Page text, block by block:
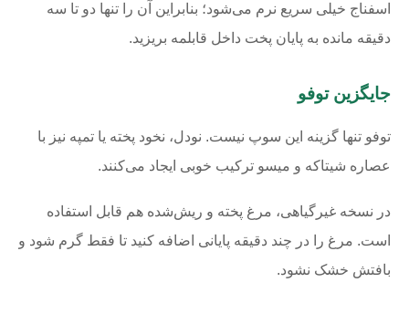
اسفناج خیلی سریع نرم می‌شود؛ بنابراین آن را تنها دو تا سه
دقیقه مانده به پایان پخت داخل قابلمه بریزید.
جایگزین توفو
توفو تنها گزینه این سوپ نیست. نودل، نخود پخته یا تمپه نیز با
عصاره شیتاکه و میسو ترکیب خوبی ایجاد می‌کنند.
در نسخه غیرگیاهی، مرغ پخته و ریش‌شده هم قابل استفاده
است. مرغ را در چند دقیقه پایانی اضافه کنید تا فقط گرم شود و
بافتش خشک نشود.